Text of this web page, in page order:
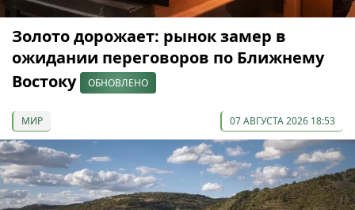
Золото дорожает: рынок замер в
ожидании переговоров по Ближнему
Востоку
ОБНОВЛЕНО
МИР 07 АВГУСТА 2026 18:53